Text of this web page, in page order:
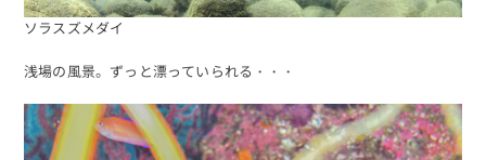
ソラスズメダイ
浅場の風景。ずっと漂っていられる・・・